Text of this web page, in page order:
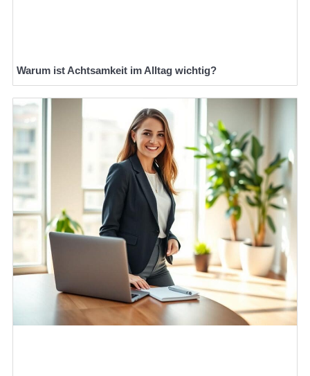
Warum ist Achtsamkeit im Alltag wichtig?